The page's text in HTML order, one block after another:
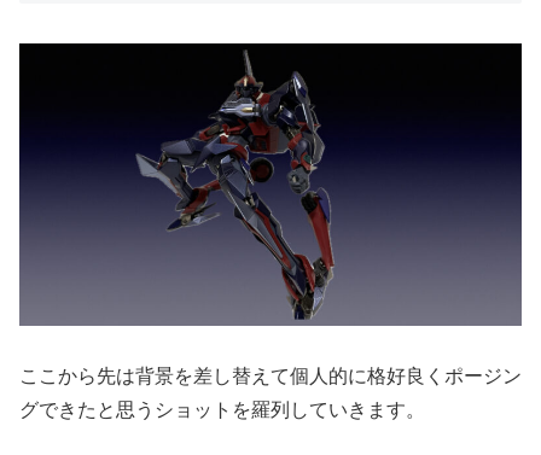
ここから先は背景を差し替えて個人的に格好良くポージン
グできたと思うショットを羅列していきます。